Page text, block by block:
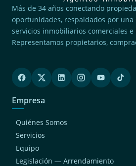
Más de 34 años conectando
oportunidades, respaldados por una
servicios inmobiliarios comerciales
Representamos propietarios,
Empresa
Quiénes Somos
Servicios
Equipo
Legislación — Arrendamiento